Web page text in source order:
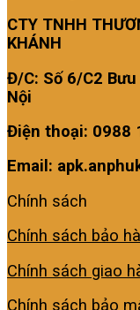
CTY TNHH
KHÁNH
Đ/C: Số 6/C2
Nội
Điện thoại: 0988
Email:
Chính sách
Chính sách bảo
Chính sách giao
Chính sách bảo